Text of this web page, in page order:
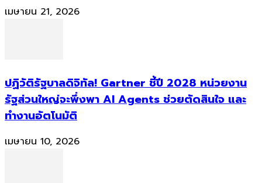
เมษายน 21, 2026
ปฏิวัติรัฐบาลดิจิทัล! Gartner ชี้ปี 2028 หน่วยงาน
รัฐส่วนใหญ่จะพึ่งพา AI Agents ช่วยตัดสินใจ และ
ทำงานอัตโนมัติ
เมษายน 10, 2026